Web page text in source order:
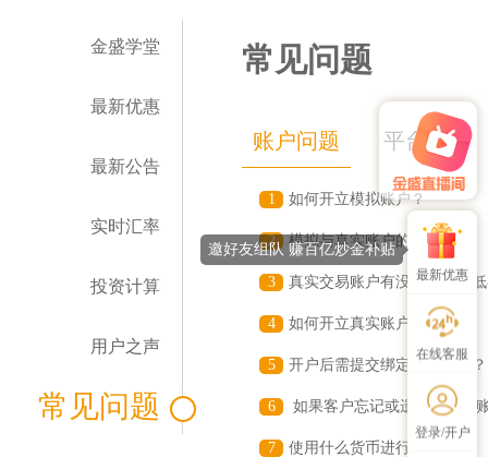
最新优惠
邀好友组队 赚百亿炒金补贴
在线客服
登录/开户
金盛学堂
最新优惠
最新公告
实时汇率
投资计算
用户之声
常见问题
常见问题
账户问题 平台问题
1 如何开立模拟账户？
2 模拟与真实账户的区别？
3 真实交易账户有没有规定最
4 如何开立真实账户？
5 开户后需提交绑定个人资料？
6 如果客户忘记或遗失自己的
7 使用什么货币进行交易？